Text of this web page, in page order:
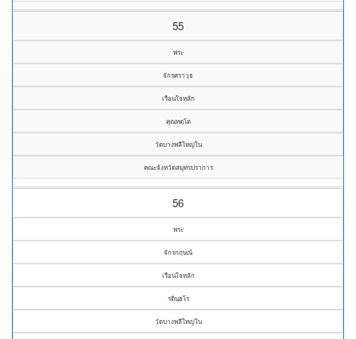
55
พระ
จักรศราวุธ
เรือนใจหลัก
คุณทตฺโต
วัดบางพลีใหญ่ใน
คณะจังหวัดสมุทรปราการ
56
พระ
จักรกฤษณ์
เรือนใจหลัก
รตินฺธโร
วัดบางพลีใหญ่ใน